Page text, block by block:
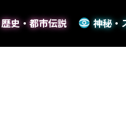
歴史・都市伝説 神秘・